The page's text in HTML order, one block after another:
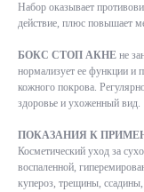
Набор оказывает
действие, плюс повышает
БОКС СТОП АКНЕ не
нормализует ее функции и
кожного покрова.
здоровье и ухоженный вид.
ПОКАЗАНИЯ К
Косметический уход за
воспаленной,
купероз, трещины,